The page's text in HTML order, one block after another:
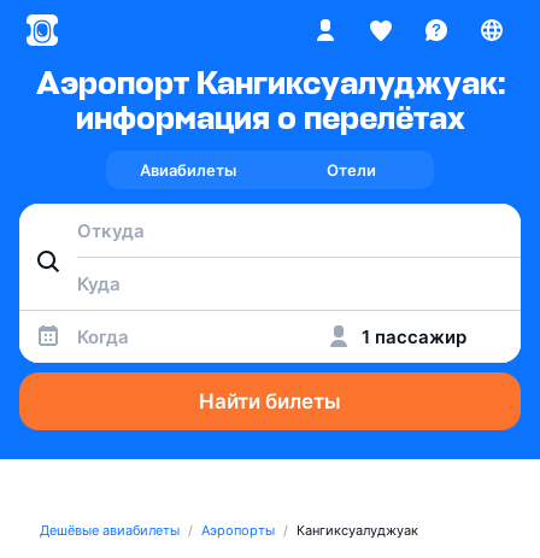
Аэропорт Кангиксуалуджуак:
информация о перелётах
Авиабилеты Отели
Когда 1 пассажир
Найти билеты
Дешёвые авиабилеты Аэропорты Кангиксуалуджуак